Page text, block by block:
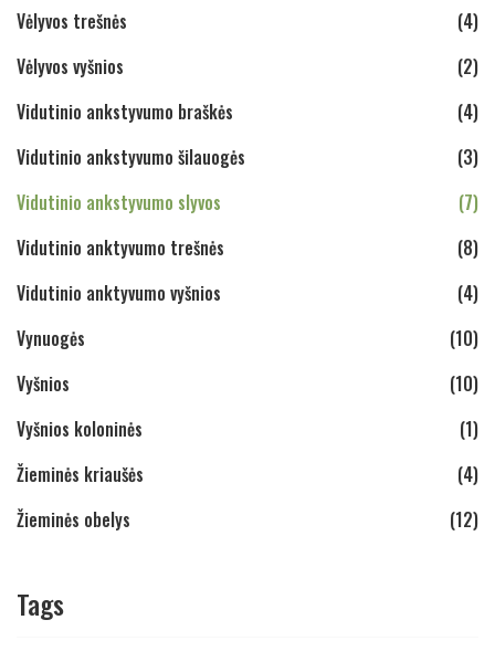
Vėlyvos trešnės
(4)
Vėlyvos vyšnios
(2)
Vidutinio ankstyvumo braškės
(4)
Vidutinio ankstyvumo šilauogės
(3)
Vidutinio ankstyvumo slyvos
(7)
Vidutinio anktyvumo trešnės
(8)
Vidutinio anktyvumo vyšnios
(4)
Vynuogės
(10)
Vyšnios
(10)
Vyšnios koloninės
(1)
Žieminės kriaušės
(4)
Žieminės obelys
(12)
Tags